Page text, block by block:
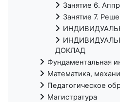
Занятие 6.
Занятие 7.
ДОКЛАД
Фундаментальная
Математика,
Педагогическое
Магистратура